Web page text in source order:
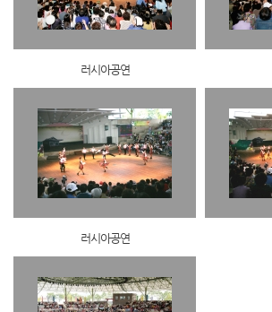
러시아공연
러시아공연